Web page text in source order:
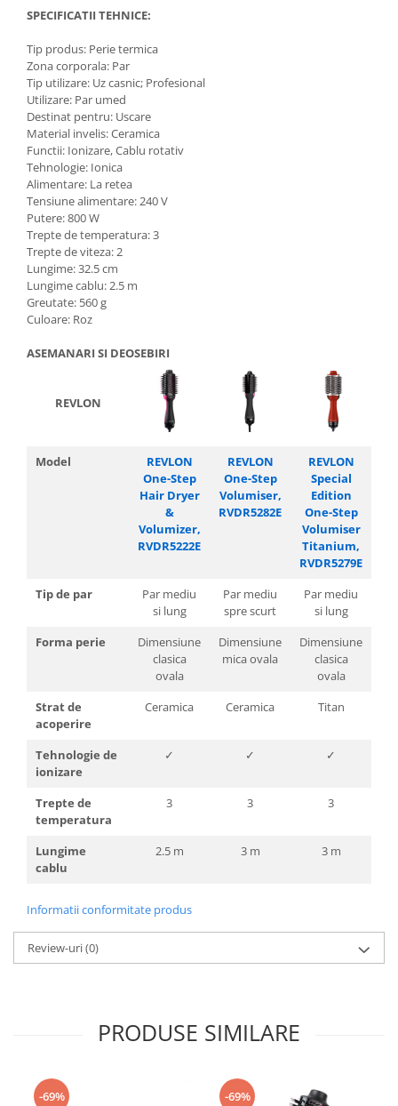
SPECIFICATII TEHNICE:
Tip produs: Perie termica
Zona corporala: Par
Tip utilizare: Uz casnic; Profesional
Utilizare: Par umed
Destinat pentru: Uscare
Material invelis: Ceramica
Functii: Ionizare, Cablu rotativ
Tehnologie: Ionica
Alimentare: La retea
Tensiune alimentare: 240 V
Putere: 800 W
Trepte de temperatura: 3
Trepte de viteza: 2
Lungime: 32.5 cm
Lungime cablu: 2.5 m
Greutate: 560 g
Culoare: Roz
ASEMANARI SI DEOSEBIRI
REVLON
Model
REVLON
One-Step
Hair Dryer
&
Volumizer,
RVDR5222E
REVLON
One-Step
Volumiser,
RVDR5282E
REVLON
Special
Edition
One-Step
Volumiser
Titanium,
RVDR5279E
Tip de par
Par mediu
si lung
Par mediu
spre scurt
Par mediu
si lung
Forma perie
Dimensiune
clasica
ovala
Dimensiune
mica ovala
Dimensiune
clasica
ovala
Strat de
acoperire
Ceramica Ceramica Titan
Tehnologie de
ionizare
✓ ✓ ✓
Trepte de
temperatura
3 3 3
Lungime
cablu
2.5 m 3 m 3 m
Informatii conformitate produs
Review-uri(0)
PRODUSE SIMILARE
-69% -69%